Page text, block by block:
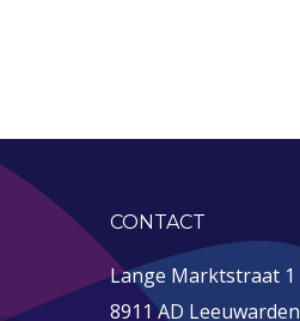
CONTACT
Lange Marktstraat 1
8911 AD Leeuwarden